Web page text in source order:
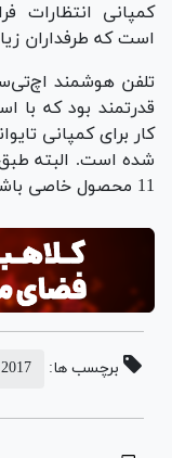
است که طرفداران
قدرتمند بود که با
کار برای کمپانی
شده است. البته
11 محصول خاصی باشد و از ویژگی‌های جالبی نیز بهره ببرد.
برچسب ها: 2017